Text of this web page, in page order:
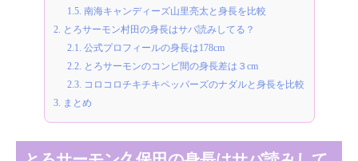
1.5. 南海キャンディーズ山里亮太と身長を比較
2. とろサーモン村田の身長はサバ読みしてる？
2.1. 公式プロフィールの身長は178cm
2.2. とろサーモンのコンビ間の身長差は３cm
2.3. コロコロチキチキペッパーズのナダルと身長を比較
3. まとめ